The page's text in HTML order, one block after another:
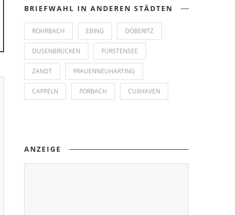
BRIEFWAHL IN ANDEREN STÄDTEN
ROHRBACH EBING DÖBERITZ
DUSENBRÜCKEN FÜRSTENSEE
ZANDT FRAUENNEUHARTING
CAPPELN FORBACH CUXHAVEN
ANZEIGE